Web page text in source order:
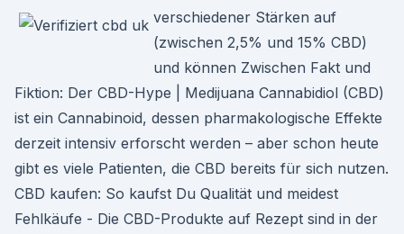
verschiedener Stärken auf
(zwischen 2,5% und 15% CBD)
und können Zwischen Fakt und
Fiktion: Der CBD-Hype | Medijuana Cannabidiol (CBD)
ist ein Cannabinoid, dessen pharmakologische Effekte
derzeit intensiv erforscht werden – aber schon heute
gibt es viele Patienten, die CBD bereits für sich nutzen.
CBD kaufen: So kaufst Du Qualität und meidest
Fehlkäufe - Die CBD-Produkte auf Rezept sind in der